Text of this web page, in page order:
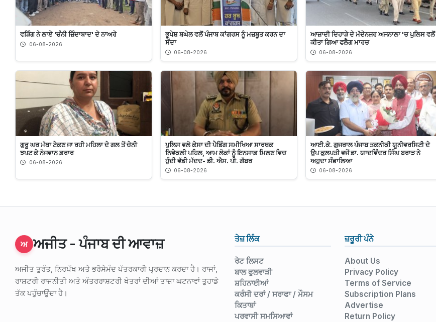
ਵੜਿੰਗ ਨੇ ਲਾਏ 'ਚੰਨੀ ਜ਼ਿੰਦਾਬਾਦ' ਦੇ ਨਾਅਰੇ
06-08-2026
ਭੂਪੇਸ਼ ਬਘੇਲ ਵਲੋਂ ਪੰਜਾਬ ਕਾਂਗਰਸ ਨੂੰ ਮਜ਼ਬੂਤ ਕਰਨ ਦਾ
ਸੱਦਾ
06-08-2026
ਆਜ਼ਾਦੀ ਦਿਹਾੜੇ ਦੇ ਮੱਦੇਨਜ਼ਰ ਅਜਨਾਲਾ 'ਚ ਪੁਲਿਸ ਵਲੋਂ
ਕੀਤਾ ਗਿਆ ਫਲੈਗ ਮਾਰਚ
06-08-2026
ਗੁਰੂ ਘਰ ਮੱਥਾ ਟੇਕਣ ਜਾ ਰਹੀ ਮਹਿਲਾ ਦੇ ਗਲ ਤੋਂ ਚੇਨੀ
ਝਪਟ ਕੇ ਨੋਜਵਾਨ ਫ਼ਰਾਰ
06-08-2026
ਪੁਲਿਸ ਵਲੋ ਕੇਸਾ ਦੀ ਪੈਡਿੰਗ ਸਮੀਖਿਆ ਸਾਰਥਕ
ਨਿਵੇਕਲੀ ਪਹਿਲ, ਆਮ ਲੋਕਾਂ ਨੂੰ ਇਨਸਾਫ਼ ਮਿਲਣ ਵਿਚ
ਹੁੰਦੀ ਵੱਡੀ ਮੱਦਦ- ਡੀ. ਐਸ. ਪੀ. ਗੱਬਰ
06-08-2026
ਆਈ.ਕੇ. ਗੁਜਰਾਲ ਪੰਜਾਬ ਤਕਨੀਕੀ ਯੂਨੀਵਰਸਿਟੀ ਦੇ
ਉਪ ਕੁਲਪਤੀ ਵਜੋਂ ਡਾ. ਯਾਦਵਿੰਦਰ ਸਿੰਘ ਬਰਾੜ ਨੇ
ਅਹੁਦਾ ਸੰਭਾਲਿਆ
06-08-2026
ਅ ਅਜੀਤ - ਪੰਜਾਬ ਦੀ ਆਵਾਜ਼
ਅਜੀਤ ਤੁਰੰਤ, ਨਿਰਪੱਖ ਅਤੇ ਭਰੋਸੇਮੰਦ ਪੱਤਰਕਾਰੀ ਪ੍ਰਦਾਨ ਕਰਦਾ ਹੈ। ਰਾਜਾਂ,
ਰਾਸ਼ਟਰੀ ਰਾਜਨੀਤੀ ਅਤੇ ਅੰਤਰਰਾਸ਼ਟਰੀ ਖੇਤਰਾਂ ਦੀਆਂ ਤਾਜ਼ਾ ਘਟਨਾਵਾਂ ਤੁਹਾਡੇ
ਤੱਕ ਪਹੁੰਚਾਉਂਦਾ ਹੈ।
ਤੇਜ਼ ਲਿੰਕ
ਰੇਟ ਲਿਸਟ
ਬਾਲ ਫੁਲਵਾੜੀ
ਸ਼ਹਿਨਾਈਆਂ
ਕਰੰਸੀ ਦਰਾਂ / ਸਰਾਫਾ / ਮੌਸਮ
ਕਿਤਾਬਾਂ
ਪਰਵਾਸੀ ਸਮਸਿਆਵਾਂ
ਜ਼ਰੂਰੀ ਪੰਨੇ
About Us
Privacy Policy
Terms of Service
Subscription Plans
Advertise
Return Policy